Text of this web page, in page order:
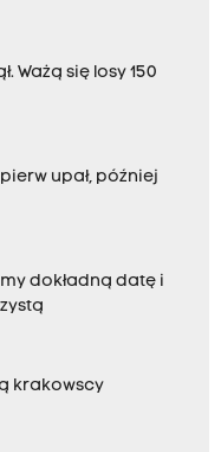
Ważą się losy 150
upał, później
dokładną datę i
krakowscy